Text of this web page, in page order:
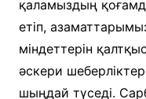
қаламыздың
етіп,
міндеттерін
әскери
шыңдай түседі.